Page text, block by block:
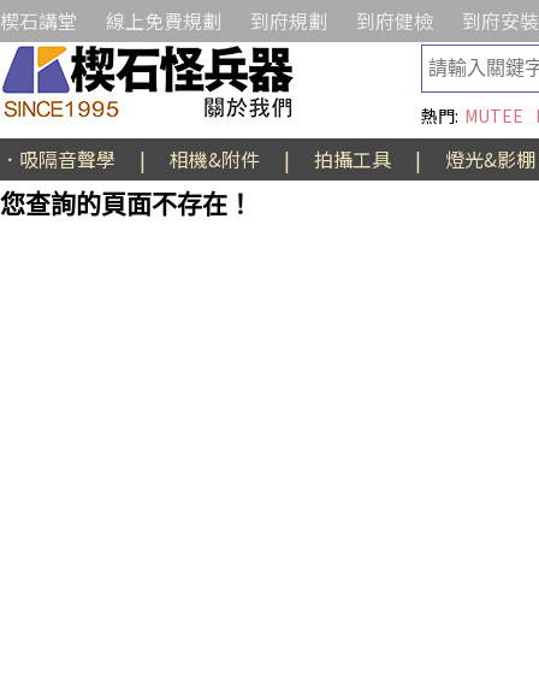
楔石講堂 線上免費規劃 到府規劃 到府健檢 到府安裝
熱門: MUTEE
．吸隔音聲學 | 相機&附件 | 拍攝工具 |
燈光&影棚
您查詢的頁面不存在！